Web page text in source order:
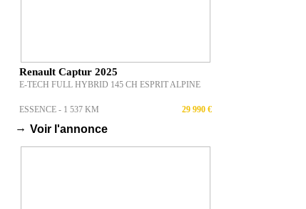
Renault Captur 2025
E-TECH FULL HYBRID 145 CH ESPRIT ALPINE
ESSENCE - 1 537 KM 29 990 €
→ Voir l'annonce